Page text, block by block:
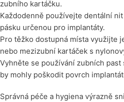
zubního kartáčku.
Každodenně používejte dentální
pásku určenou pro implantáty.
Pro těžko dostupná místa využijte
nebo mezizubní kartáček s
Vyhněte se používání zubních
by mohly poškodit povrch
Správná péče a hygiena výrazně